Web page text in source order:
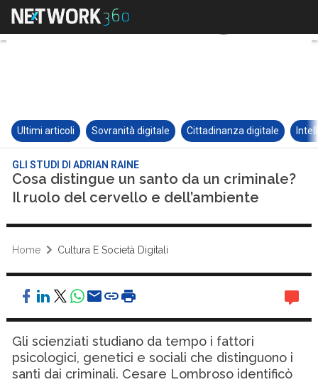
Ultimi articoli Sovranità digitale Cittadinanza digitale
GLI STUDI DI ADRIAN RAINE
Cosa distingue un santo da un criminale?
Il ruolo del cervello e dell’ambiente
Home Cultura E Società Digitali
Gli scienziati studiano da tempo i fattori
psicologici, genetici e sociali che distinguono i
santi dai criminali. Cesare Lombroso identificò